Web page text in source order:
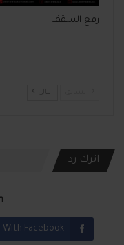
رفع السقف
التالي
اترك رد
With Facebook